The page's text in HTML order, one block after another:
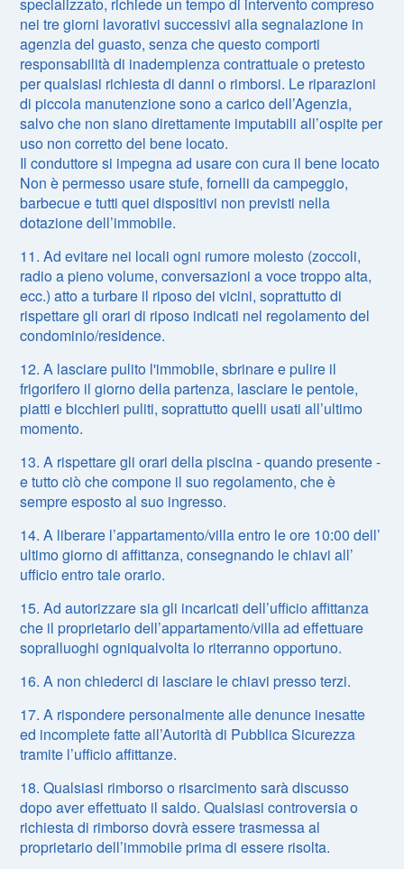
nei tre giorni lavorativi successivi alla segnalazione in
agenzia del guasto, senza che questo comporti
responsabilità di inadempienza contrattuale o pretesto
per qualsiasi richiesta di danni o rimborsi. Le riparazioni
di piccola manutenzione sono a carico dell’Agenzia,
salvo che non siano direttamente imputabili all’ospite per
uso non corretto del bene locato.
Il conduttore si impegna ad usare con cura il bene locato
Non è permesso usare stufe, fornelli da campeggio,
barbecue e tutti quei dispositivi non previsti nella
dotazione dell’immobile.
11. Ad evitare nei locali ogni rumore molesto (zoccoli,
radio a pieno volume, conversazioni a voce troppo alta,
ecc.) atto a turbare il riposo dei vicini, soprattutto di
rispettare gli orari di riposo indicati nel regolamento del
condominio/residence.
12. A lasciare pulito l'immobile, sbrinare e pulire il
frigorifero il giorno della partenza, lasciare le pentole,
piatti e bicchieri puliti, soprattutto quelli usati all’ultimo
momento.
13. A rispettare gli orari della piscina - quando presente -
e tutto ciò che compone il suo regolamento, che è
sempre esposto al suo ingresso.
14. A liberare l’appartamento/villa entro le ore 10:00 dell’
ultimo giorno di affittanza, consegnando le chiavi all’
ufficio entro tale orario.
15. Ad autorizzare sia gli incaricati dell’ufficio affittanza
che il proprietario dell’appartamento/villa ad effettuare
sopralluoghi ogniqualvolta lo riterranno opportuno.
16. A non chiederci di lasciare le chiavi presso terzi.
17. A rispondere personalmente alle denunce inesatte
ed incomplete fatte all’Autorità di Pubblica Sicurezza
tramite l’ufficio affittanze.
18. Qualsiasi rimborso o risarcimento sarà discusso
dopo aver effettuato il saldo. Qualsiasi controversia o
richiesta di rimborso dovrà essere trasmessa al
proprietario dell’immobile prima di essere risolta.